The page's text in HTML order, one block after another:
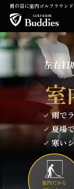
雨の日に室内ゴルフラウン
左右打
室
雨で
夏場
寒い
室内だから